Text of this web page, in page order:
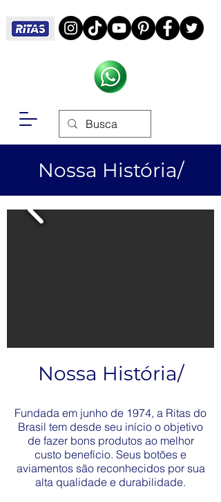
Nossa História/
Nossa História/
Fundada em junho de 1974, a Ritas do
Brasil tem desde seu início o objetivo
de fazer bons produtos ao melhor
custo benefício. Seus botões e
aviamentos são reconhecidos por sua
alta qualidade e durabilidade.